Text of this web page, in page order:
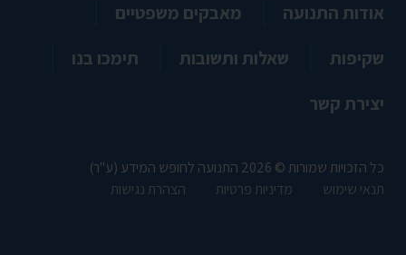
אודות התנועה
מאבקים משפטיים
שקיפות
שאלות ותשובות
תימכו בנו
יצירת קשר
כל הזכויות שמורות © 2026 התנועה לחופש המידע (ע"ר)
תנאי שימוש
מדיניות פרטיות הצהרת נגישות